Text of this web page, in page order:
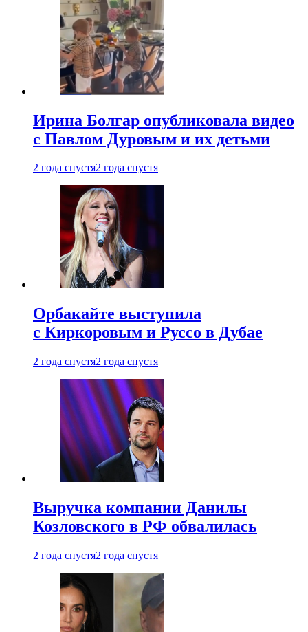
Ирина Болгар опубликовала видео
с Павлом Дуровым и их детьми
2 года спустя2 года спустя
Орбакайте выступила
с Киркоровым и Руссо в Дубае
2 года спустя2 года спустя
Выручка компании Данилы
Козловского в РФ обвалилась
2 года спустя2 года спустя